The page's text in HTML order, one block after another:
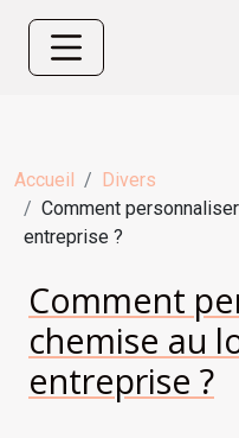
Accueil
Divers
Comment
entreprise ?
Comment
chemise au
entreprise ?